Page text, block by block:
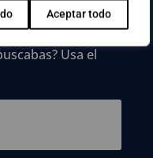
Aceptar todo
Usa el